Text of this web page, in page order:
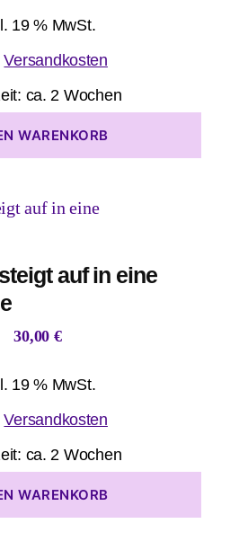
19 % MwSt.
Versandkosten
ca. 2 Wochen
WARENKORB
auf in eine
30,00 €
19 % MwSt.
Versandkosten
ca. 2 Wochen
WARENKORB